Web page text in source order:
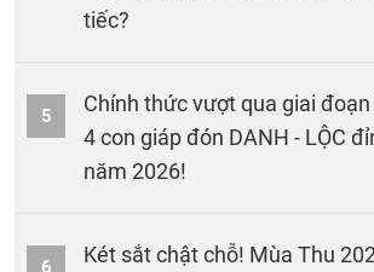
tiếc?
5
Chính thức vượt qua giai
4 con giáp đón DANH - LỘC
năm 2026!
6
Két sắt chật chỗ! Mùa Thu